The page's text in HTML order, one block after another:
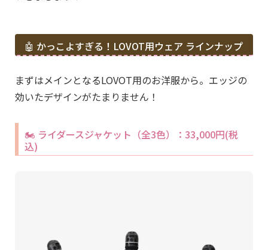
🤖 かっこよすぎる！LOVOT用ウェア ラインナップ
まずはメインとなるLOVOT用のお洋服から。エッジの
効いたデザインがたまりません！
🏍️ ライダースジャケット（全3色）：33,000円(税
込)